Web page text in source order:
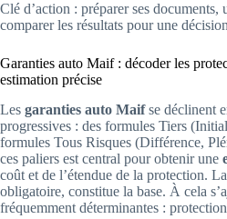
Clé d’action : préparer ses documents,
comparer les résultats pour une
Garanties auto Maif : décoder les
estimation précise
Les garanties auto Maifse déclinent
progressives : des formules Tiers
formules Tous Risques (Différence,
ces paliers est central pour obtenir une
coût et de l’étendue de la protection.
obligatoire, constitue la base. À cela
fréquemment déterminantes :